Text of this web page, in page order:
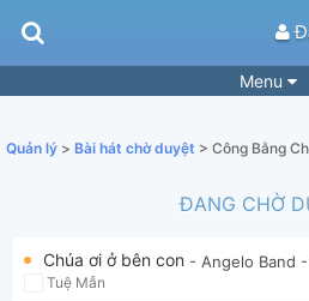
Menu
Tìm theo hợp âm
Quản lý > Bài hát chờ duyệt > Công Bằng
ĐANG CHỜ
Chúa ơi ở bên con - Angelo Band
Tuệ Mẫn